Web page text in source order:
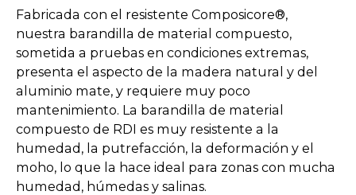
Fabricada con el resistente Composicore®,
nuestra barandilla de material compuesto,
sometida a pruebas en condiciones extremas,
presenta el aspecto de la madera natural y del
aluminio mate, y requiere muy poco
mantenimiento. La barandilla de material
compuesto de RDI es muy resistente a la
humedad, la putrefacción, la deformación y el
moho, lo que la hace ideal para zonas con mucha
humedad, húmedas y salinas.